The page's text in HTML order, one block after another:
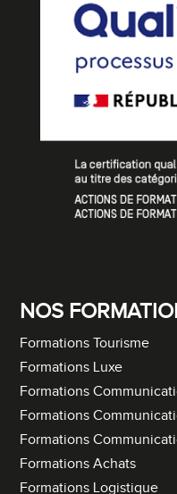
NOS
Formations Tourisme
Formations Luxe
Formations
Formations
Formations
Formations Achats
Formations Logistique